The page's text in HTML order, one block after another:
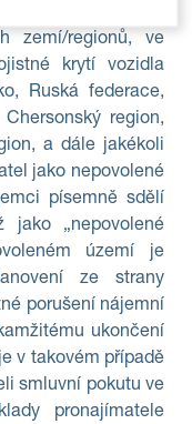
zemí/regionů, ve
krytí vozidla
Ruská federace,
region,
a dále jakékoli
jako nepovolené
písemně sdělí
jako „nepovolené
území je
ze strany
porušení nájemní
ukončení
v takovém případě
smluvní pokutu ve
pronajímatele